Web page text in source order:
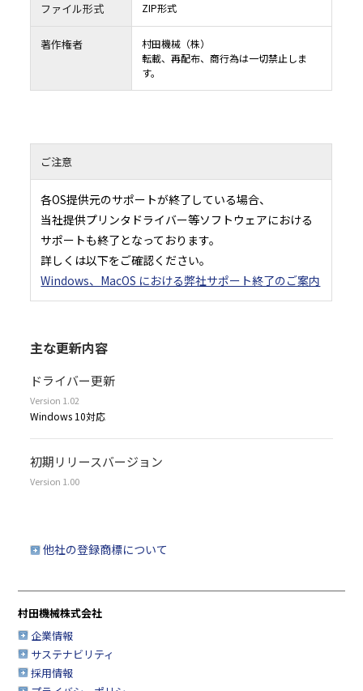
１２．分離可能性
本契約書の一部が、司法上又は行政上の決定により、無効、違法又は法的強制力がな
合は、かかる部分は削除されるものとし、本契約書における他のいかなる条項ならび
性及び法的強制力にも一切影響を与えるものではありません。
（最終更新日：2019年2月14日）
ファイル形式 ZIP形式
著作権者
村田機械（株）
転載、再配布、商行為は一切禁止しま
す。
ご注意
各OS提供元のサポートが終了している場合、
当社提供プリンタドライバー等ソフトウェアにおける
サポートも終了となっております。
詳しくは以下をご確認ください。
Windows、MacOS における弊社サポート終了のご案内
主な更新内容
ドライバー更新
Version 1.02
Windows 10対応
初期リリースバージョン
Version 1.00
他社の登録商標について
村田機械株式会社
企業情報
サステナビリティ
採用情報